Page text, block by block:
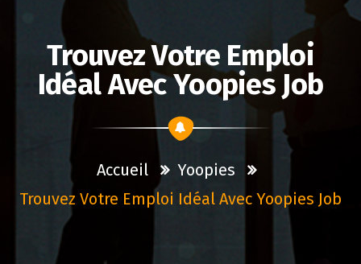
Trouvez Votre Emploi
Idéal Avec Yoopies Job
Accueil
Yoopies
Trouvez Votre Emploi Idéal Avec Yoopies Job